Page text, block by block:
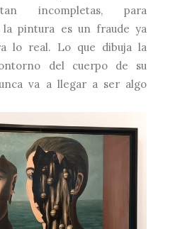
incompletas, para
la pintura es un fraude ya
lo real. Lo que dibuja la
del cuerpo de su
va a llegar a ser algo